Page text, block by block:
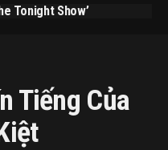
Tonight Show’
Tiếng Của